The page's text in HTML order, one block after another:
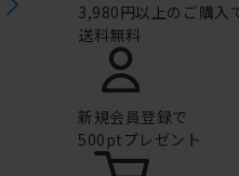
3,980円以上のご購入
送料無料
新規会員登録で
500ptプレゼント